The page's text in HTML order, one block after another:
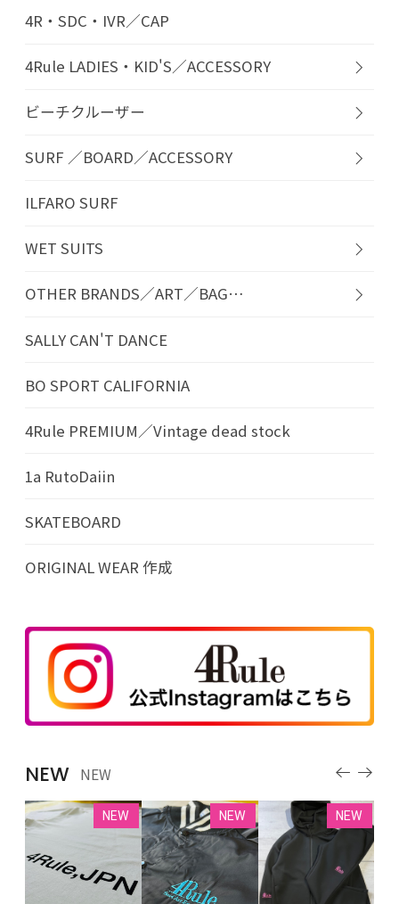
4R・SDC・IVR／CAP
4Rule LADIES・KID'S／ACCESSORY
ビーチクルーザー
SURF ／BOARD／ACCESSORY
ILFARO SURF
WET SUITS
OTHER BRANDS／ART／BAG…
SALLY CAN'T DANCE
BO SPORT CALIFORNIA
4Rule PREMIUM／Vintage dead stock
1a RutoDaiin
SKATEBOARD
ORIGINAL WEAR 作成
NEW NEW
NEW NEW NEW